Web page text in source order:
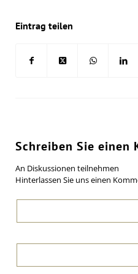
Eintrag teilen
Schreiben Sie einen
An Diskussionen teilnehmen
Hinterlassen Sie uns einen